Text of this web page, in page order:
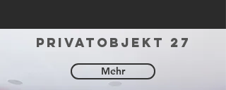
privatobjekt 27
Mehr